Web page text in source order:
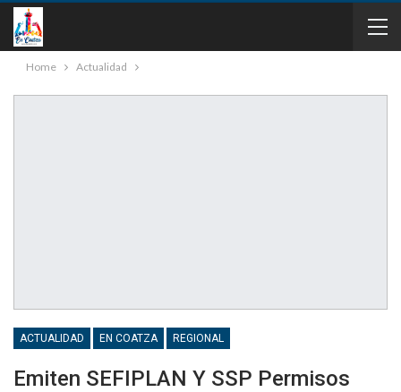
Home Actualidad
ACTUALIDAD EN COATZA REGIONAL
Emiten SEFIPLAN Y SSP Permisos